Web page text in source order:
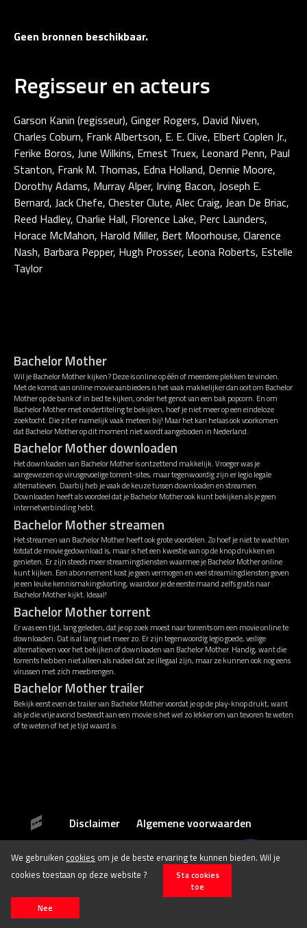
Geen bronnen beschikbaar.
Regisseur en acteurs
Garson Kanin (regisseur), Ginger Rogers, David Niven,
Charles Coburn, Frank Albertson, E. E. Clive, Elbert Coplen Jr.,
Ferike Boros, June Wilkins, Ernest Truex, Leonard Penn, Paul
Stanton, Frank M. Thomas, Edna Holland, Dennie Moore,
Dorothy Adams, Murray Alper, Irving Bacon, Joseph E.
Bernard, Jack Chefe, Chester Clute, Alec Craig, Jean De Briac,
Reed Hadley, Charlie Hall, Florence Lake, Perc Launders,
Horace McMahon, Harold Miller, Bert Moorhouse, Clarence
Nash, Barbara Pepper, Hugh Prosser, Leona Roberts, Estelle
Taylor
Bachelor Mother
Wil je Bachelor Mother kijken? Deze is online op één of meerdere plekken te vinden.
Met de komst van online movie aanbieders is het vaak makkelijker dan ooit om Bachelor
Mother op de bank of in bed te kijken, onder het genot van een bak popcorn. En om
Bachelor Mother met ondertiteling te bekijken, hoef je niet meer op een eindeloze
zoektocht. Die zit er namelijk vaak meteen bij! Maar het kan helaas ook voorkomen
dat Bachelor Mother op dit moment niet wordt aangeboden in Nederland.
Bachelor Mother downloaden
Het downloaden van Bachelor Mother is ontzettend makkelijk. Vroeger was je
aangewezen op virusgevoelige torrent-sites, maar tegenwoordig zijn er legio legale
alternatieven. Daarbij heb je vaak de keuze tussen downloaden en streamen.
Downloaden heeft als voordeel dat je Bachelor Mother ook kunt bekijken als je geen
internetverbinding hebt.
Bachelor Mother streamen
Het streamen van Bachelor Mother heeft ook grote voordelen. Zo hoef je niet te wachten
totdat de movie gedownload is, maar is het een kwestie van op de knop drukken en
genieten. Er zijn steeds meer streamingdiensten waarmee je Bachelor Mother online
kunt kijken. Een abonnement kost je geen vermogen en veel streamingdiensten geven
je een leuke kennismakingskorting, waardoor je de eerste maand zelfs gratis naar
Bachelor Mother kijkt. Ideaal!
Bachelor Mother torrent
Er was een tijd, lang geleden, dat je op zoek moest naar torrents om een movie online te
downloaden. Dat is al lang niet meer zo. Er zijn tegenwoordig legio goede, veilige
alternatieven voor het bekijken of downloaden van Bachelor Mother. Handig, want die
torrents hebben niet alleen als nadeel dat ze illegaal zijn, maar ze kunnen ook nog eens
virussen met zich meebrengen.
Bachelor Mother trailer
Bekijk eerst even de trailer van Bachelor Mother voordat je op de play-knop drukt, want
als je die vrije avond besteedt aan een movie is het wel zo lekker om van tevoren te weten
of te weten of het je tijd waard is.
We gebruiken cookies om je de beste ervaring te kunnen bieden. Wil je
cookies toestaan op deze website ?
Sta cookies
toe
Nee
Disclaimer Algemene voorwaarden
© 2026 Stichting Film.nl All rights reserved.